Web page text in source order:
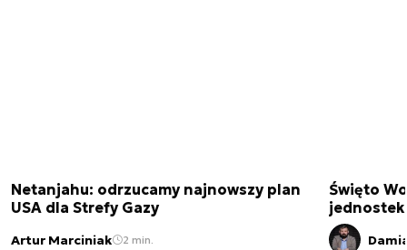
Netanjahu: odrzucamy najnowszy plan
USA dla Strefy Gazy
Artur Marciniak 2 min.
Święto
jednostek